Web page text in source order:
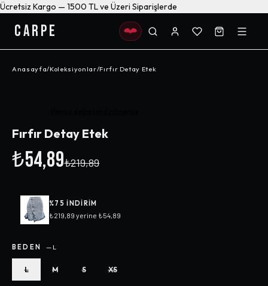
Ücretsiz Kargo — 1500 TL ve Üzeri Siparişlerde
CARPE
Anasayfa/Koleksiyonlar/Fırfır Detay Etek
Fırfır Detay Etek
₺54,89₺219,89
%75 INDIRIM
₺219,89 yerine ₺54,89
BEDEN — L
L M S XS